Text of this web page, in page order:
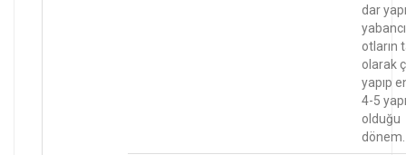
dar
yabancı
otların
olarak
yapıp
4-5
olduğu
dönem.